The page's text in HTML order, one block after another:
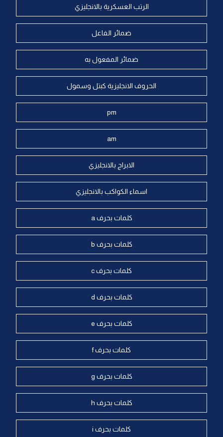
الرتب العسكرية بالانجليزي
ضمائر الفاعل
ضمائر المفعول به
الحروف الانجليزية كبتل وسمول
pm
am
الابراج بالانجليزي
اسماء الكواكب بالانجليزي
كلمات بحرف a
كلمات بحرف b
كلمات بحرف c
كلمات بحرف d
كلمات بحرف e
كلمات بحرف f
كلمات بحرف g
كلمات بحرف h
كلمات بحرف i